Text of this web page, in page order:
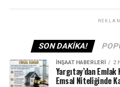
REKLAM
SON DAKIKA!
İNŞAAT HABERLERI 2
Yargıtay’dan Emlak
Emsal Niteliğinde